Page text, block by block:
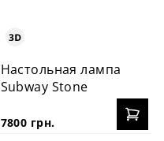
Настольная лампа
Subway Stone
7800 грн.